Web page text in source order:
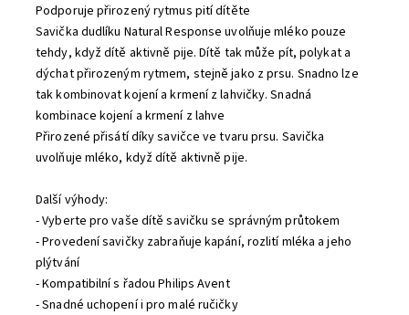
Podporuje přirozený rytmus pití dítěte
Savička dudlíku Natural Response uvolňuje mléko pouze
tehdy, když dítě aktivně pije. Dítě tak může pít, polykat a
dýchat přirozeným rytmem, stejně jako z prsu. Snadno lze
tak kombinovat kojení a krmení z lahvičky. Snadná
kombinace kojení a krmení z lahve
Přirozené přisátí díky savičce ve tvaru prsu. Savička
uvolňuje mléko, když dítě aktivně pije.
Další výhody:
- Vyberte pro vaše dítě savičku se správným průtokem
- Provedení savičky zabraňuje kapání, rozlití mléka a jeho
plýtvání
- Kompatibilní s řadou Philips Avent
- Snadné uchopení i pro malé ručičky